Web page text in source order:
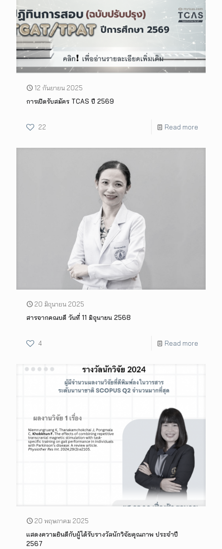
12 กันยายน 2025
การเปิดรับสมัคร TCAS ปี 2569
22 Read more
20 มิถุนายน 2025
สารจากคณบดี วันที่ 11 มิถุนายน 2568
4 Read more
20 พฤษภาคม 2025
แสดงความยินดีกับผู้ได้รับรางวัลนักวิจัยคุณภาพ ประจำปี
2567